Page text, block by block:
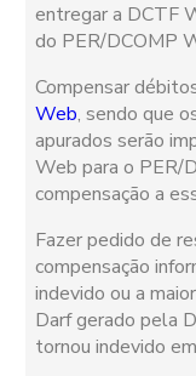
entregar a DCTF
do PER/DCOMP
Compensar
Web, sendo que
apurados serão
Web para o PER/
compensação a
Fazer pedido de
compensação
indevido ou a
Darf gerado pela
tornou indevido